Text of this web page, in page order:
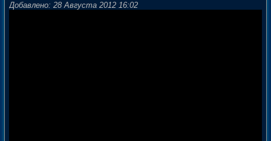
Добавлено: 28 Августа 2012 16:02